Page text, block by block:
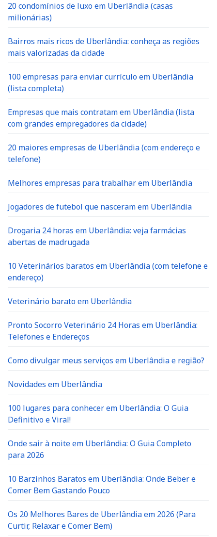
20 condomínios de luxo em Uberlândia (casas
milionárias)
Bairros mais ricos de Uberlândia: conheça as regiões
mais valorizadas da cidade
100 empresas para enviar currículo em Uberlândia
(lista completa)
Empresas que mais contratam em Uberlândia (lista
com grandes empregadores da cidade)
20 maiores empresas de Uberlândia (com endereço e
telefone)
Melhores empresas para trabalhar em Uberlândia
Jogadores de futebol que nasceram em Uberlândia
Drogaria 24 horas em Uberlândia: veja farmácias
abertas de madrugada
10 Veterinários baratos em Uberlândia (com telefone e
endereço)
Veterinário barato em Uberlândia
Pronto Socorro Veterinário 24 Horas em Uberlândia:
Telefones e Endereços
Como divulgar meus serviços em Uberlândia e região?
Novidades em Uberlândia
100 lugares para conhecer em Uberlândia: O Guia
Definitivo e Viral!
Onde sair à noite em Uberlândia: O Guia Completo
para 2026
10 Barzinhos Baratos em Uberlândia: Onde Beber e
Comer Bem Gastando Pouco
Os 20 Melhores Bares de Uberlândia em 2026 (Para
Curtir, Relaxar e Comer Bem)